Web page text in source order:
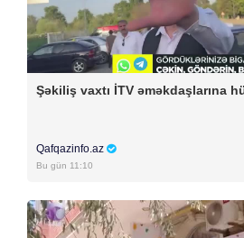
Şəkiliş vaxtı İTV əməkdaşlarına
Qafqazinfo.az
Bu gün 11:10